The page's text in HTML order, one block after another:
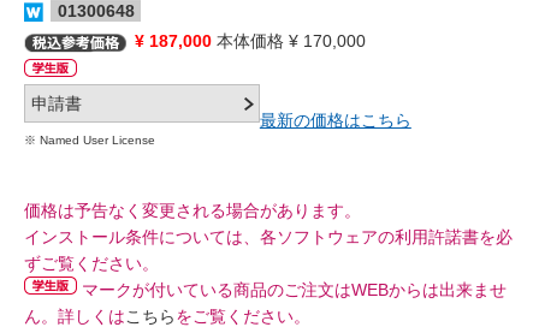
01300648
¥ 187,000 本体価格 ¥ 170,000
最新の価格はこちら
※ Named User License
価格は予告なく変更される場合があります。
インストール条件については、各ソフトウェアの利用許諾書を必
ずご覧ください。
マークが付いている商品のご注文はWEBからは出来ませ
ん。詳しくはこちらをご覧ください。